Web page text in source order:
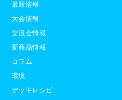
最新情報
大会情報
交流会情報
新商品情報
コラム
環境
デッキレシピ